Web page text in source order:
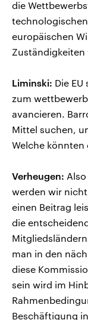
die
europäischen
Zuständigkeiten
Liminski: Die
zum
avancieren.
Mittel suchen,
Welche könnten
Verheugen:
werden wir
einen Beitrag
die
man in den
diese
sein wird im
Beschäftigung